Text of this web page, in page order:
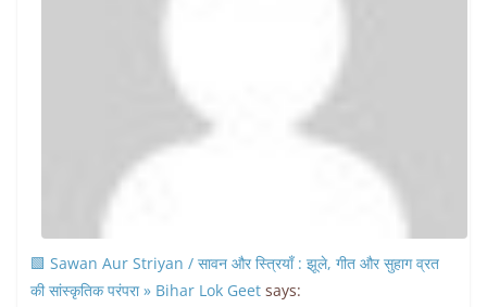
🟩 Sawan Aur Striyan / सावन और स्त्रियाँ : झूले, गीत और सुहाग व्रत
की सांस्कृतिक परंपरा » Bihar Lok Geet says: